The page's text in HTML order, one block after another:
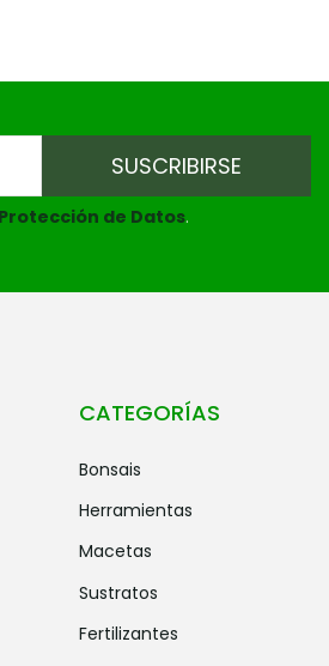
de Datos.
CATEGORÍAS
bonsais
herramientas
macetas
sustratos
fertilizantes